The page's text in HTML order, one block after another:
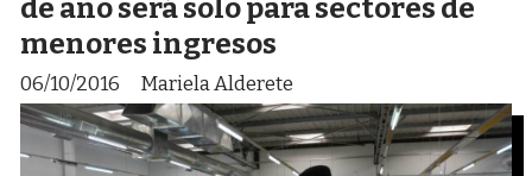
de año será solo para sectores de
menores ingresos
Mariela Alderete
06/10/2016